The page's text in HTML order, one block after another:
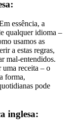
essência, a
qualquer idioma –
usamos as
a estas regras,
mal-entendidos.
uma receita – o
forma,
pode
inglesa: